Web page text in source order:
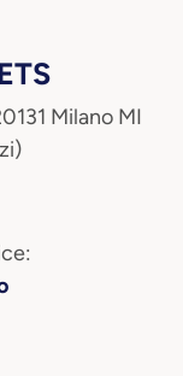
Milano MI